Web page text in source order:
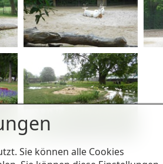
Sie können alle Cookies